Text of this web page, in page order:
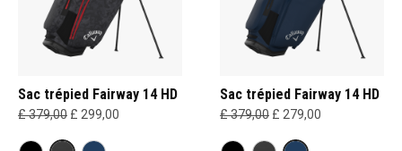
Sac trépied Fairway 14 HD
£ 379,00 £ 299,00
Sac trépied Fairway 14 HD
£ 379,00 £ 279,00